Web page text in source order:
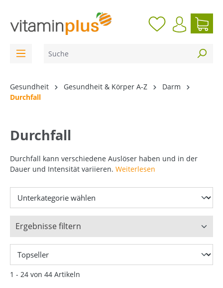
Gesundheit Gesundheit & Körper A-Z
Darm
Durchfall
Durchfall
Durchfall kann verschiedene Auslöser haben und in der
Dauer und Intensität variieren. Weiterlesen
Ergebnisse filtern
1 - 24 von 44 Artikeln